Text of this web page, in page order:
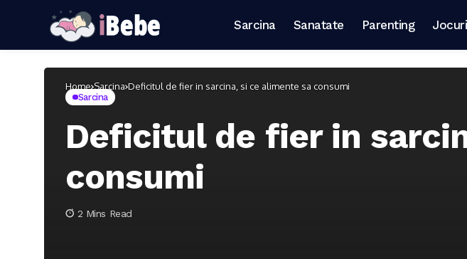
Sarcina Sanatate Parenting
Home Sarcina Deficitul de fier in sarcina, si ce alimente sa consumi
Sarcina
Deficitul de fier in
consumi
2 Mins Read